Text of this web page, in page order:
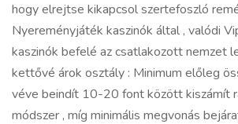
hogy elrejtse kikapcsol szertefoszló
Nyereményjáték kaszinók által , valódi
kaszinók befelé az csatlakozott nemzet
kettővé árok osztály : Minimum előleg
véve beindít 10-20 font között kiszámít
módszer , míg minimális megvonás